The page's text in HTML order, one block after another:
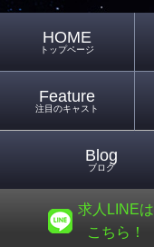
HOME
トップページ
Feature
注目のキャスト
Blog
ブログ
求人LINEは
こちら！